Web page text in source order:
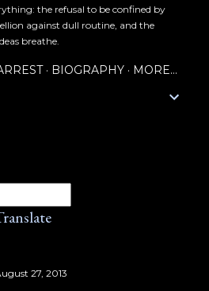
the refusal to be confined by
against dull routine, and the
breathe.
BIOGRAPHY MORE…
27, 2013